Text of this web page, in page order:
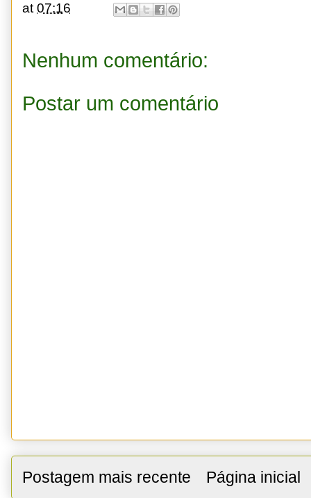
at07:16
Nenhum comentário:
Postar um comentário
Postagem mais recente Página inicial